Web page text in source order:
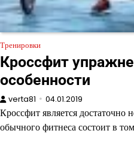
Тренировки
Кроссфит
особенности
verta81 04.01.2019
Кроссфит является
обычного фитнеса состоит в